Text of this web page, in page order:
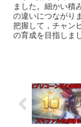
ました。細かい積
の違いにつながり
把握して，チャン
の育成を目指しま